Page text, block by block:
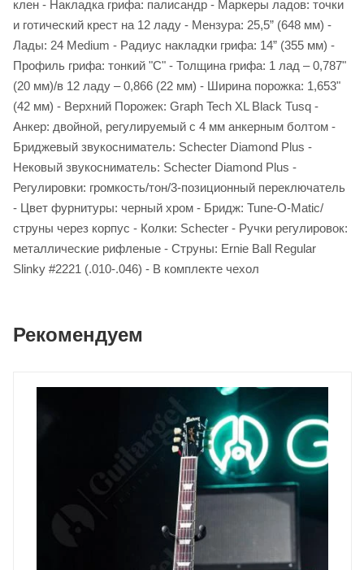
клен - Накладка грифа: палисандр - Маркеры ладов: точки
и готический крест на 12 ладу - Мензура: 25,5” (648 мм) -
Лады: 24 Medium - Радиус накладки грифа: 14” (355 мм) -
Профиль грифа: тонкий "С" - Толщина грифа: 1 лад – 0,787"
(20 мм)/в 12 ладу – 0,866 (22 мм) - Ширина порожка: 1,653"
(42 мм) - Верхний Порожек: Graph Tech XL Black Tusq -
Анкер: двойной, регулируемый с 4 мм анкерным болтом -
Бриджевый звукосниматель: Schecter Diamond Plus -
Нековый звукосниматель: Schecter Diamond Plus -
Регулировки: громкость/тон/3-позиционный переключатель
- Цвет фурнитуры: черный хром - Бридж: Tune-O-Matic/
струны через корпус - Колки: Schecter - Ручки регулировок:
металлические рифленые - Струны: Ernie Ball Regular
Slinky #2221 (.010-.046) - В комплекте чехол
Рекомендуем